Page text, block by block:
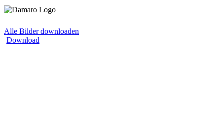
Alle Bilder downloaden
Download